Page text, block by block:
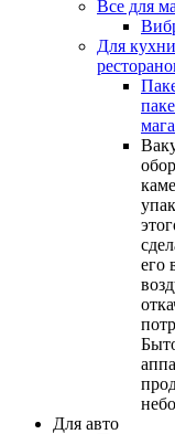
Все для
Для кухни
его
Для авто